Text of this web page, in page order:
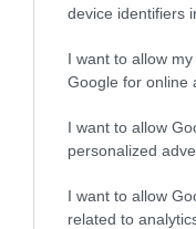
device identifiers
I want to allow
Google for online
I want to allow
personalized
I want to allow
related to
Prodotti per animali domestici |
Sabbia e
Ever Clean lettiera per
profumata Multiple Cat